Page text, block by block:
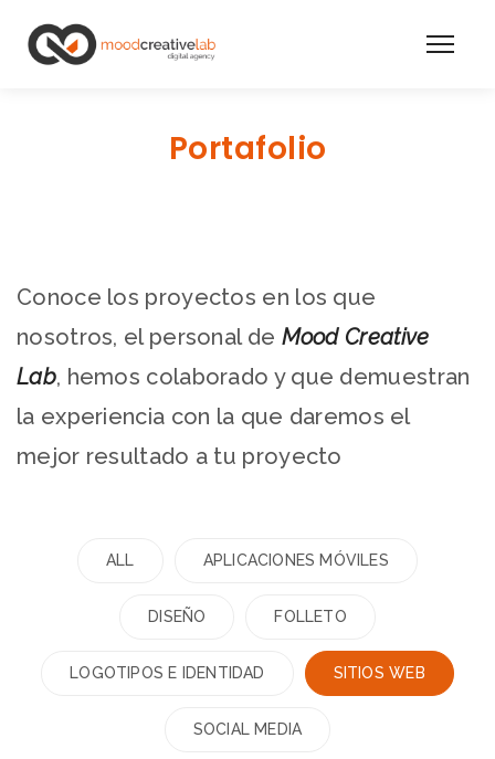
Portafolio
Conoce los proyectos en los que
nosotros, el personal de Mood Creative
Lab, hemos colaborado y que demuestran
la experiencia con la que daremos el
mejor resultado a tu proyecto
ALL APLICACIONES MÓVILES
DISEÑO FOLLETO
LOGOTIPOS E IDENTIDAD SITIOS WEB
SOCIAL MEDIA